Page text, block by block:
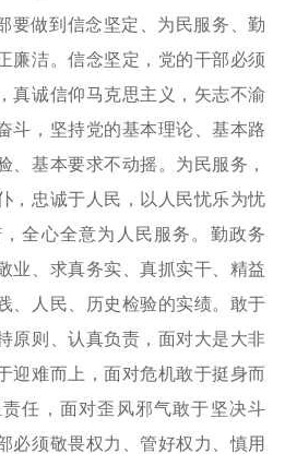
要做到信念坚定、为民服务、勤
廉洁。信念坚定，党的干部必须
真诚信仰马克思主义，矢志不渝
斗，坚持党的基本理论、基本路
、基本要求不动摇。为民服务，
，忠诚于人民，以人民忧乐为忧
全心全意为人民服务。勤政务
业、求真务实、真抓实干、精益
、人民、历史检验的实绩。敢于
原则、认真负责，面对大是大非
迎难而上，面对危机敢于挺身而
任，面对歪风邪气敢于坚决斗
必须敬畏权力、管好权力、慎用